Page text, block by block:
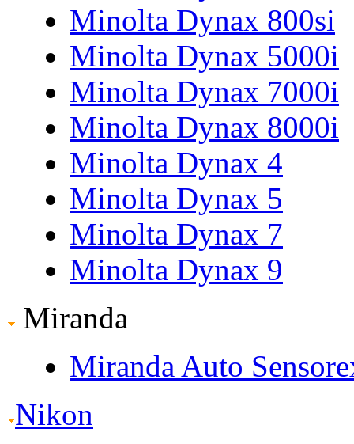
Minolta Dynax 800si
Minolta Dynax 5000i
Minolta Dynax 7000i
Minolta Dynax 8000i
Minolta Dynax 4
Minolta Dynax 5
Minolta Dynax 7
Minolta Dynax 9
Miranda
Miranda Auto
Nikon